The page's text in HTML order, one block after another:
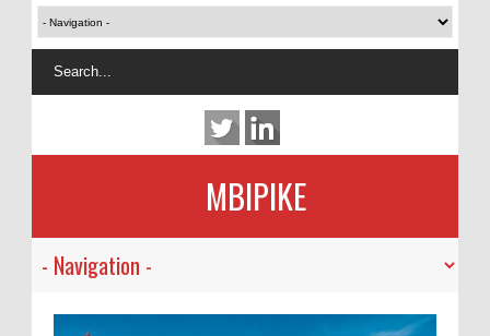
MBIPIKE